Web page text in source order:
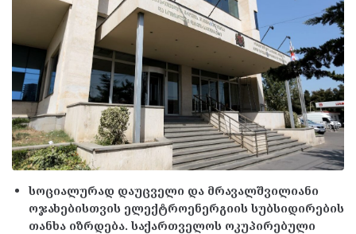
სოციალურად დაუცველი და მრავალშვილიანი
ოჯახებისთვის ელექტროენერგიის სუბსიდირების
თანხა იზრდება. საქართველოს ოკუპირებული